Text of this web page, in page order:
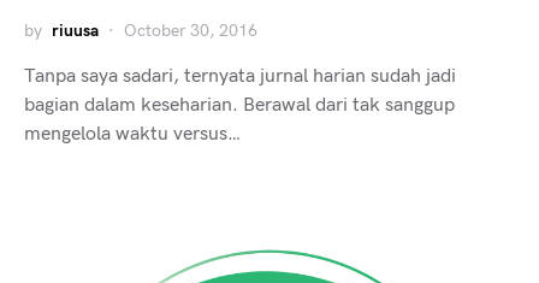
by riuusa October 30, 2016
Tanpa saya sadari, ternyata jurnal harian sudah jadi
bagian dalam keseharian. Berawal dari tak sanggup
mengelola waktu versus…